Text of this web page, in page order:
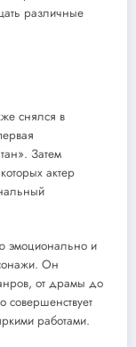
различные
снялся в
Затем
актер
эмоционально и
Он
от драмы до
совершенствует
работами.